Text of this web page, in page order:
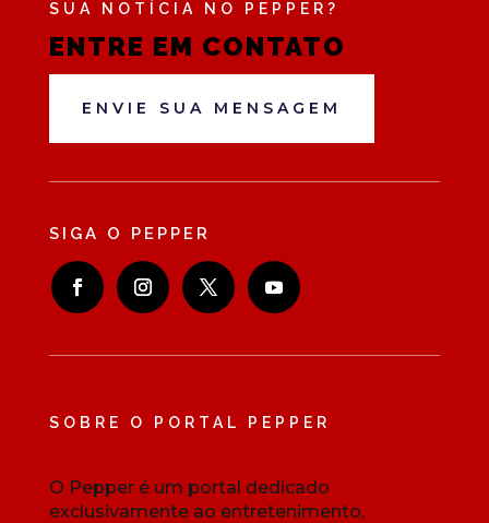
SUA NOTÍCIA NO PEPPER?
ENTRE EM CONTATO
ENVIE SUA MENSAGEM
SIGA O PEPPER
SOBRE O PORTAL PEPPER
O Pepper é um portal dedicado
exclusivamente ao entretenimento,